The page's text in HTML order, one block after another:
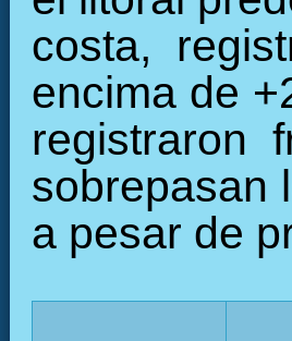
costa,
encima de
registraron
sobrepasan
a pesar de